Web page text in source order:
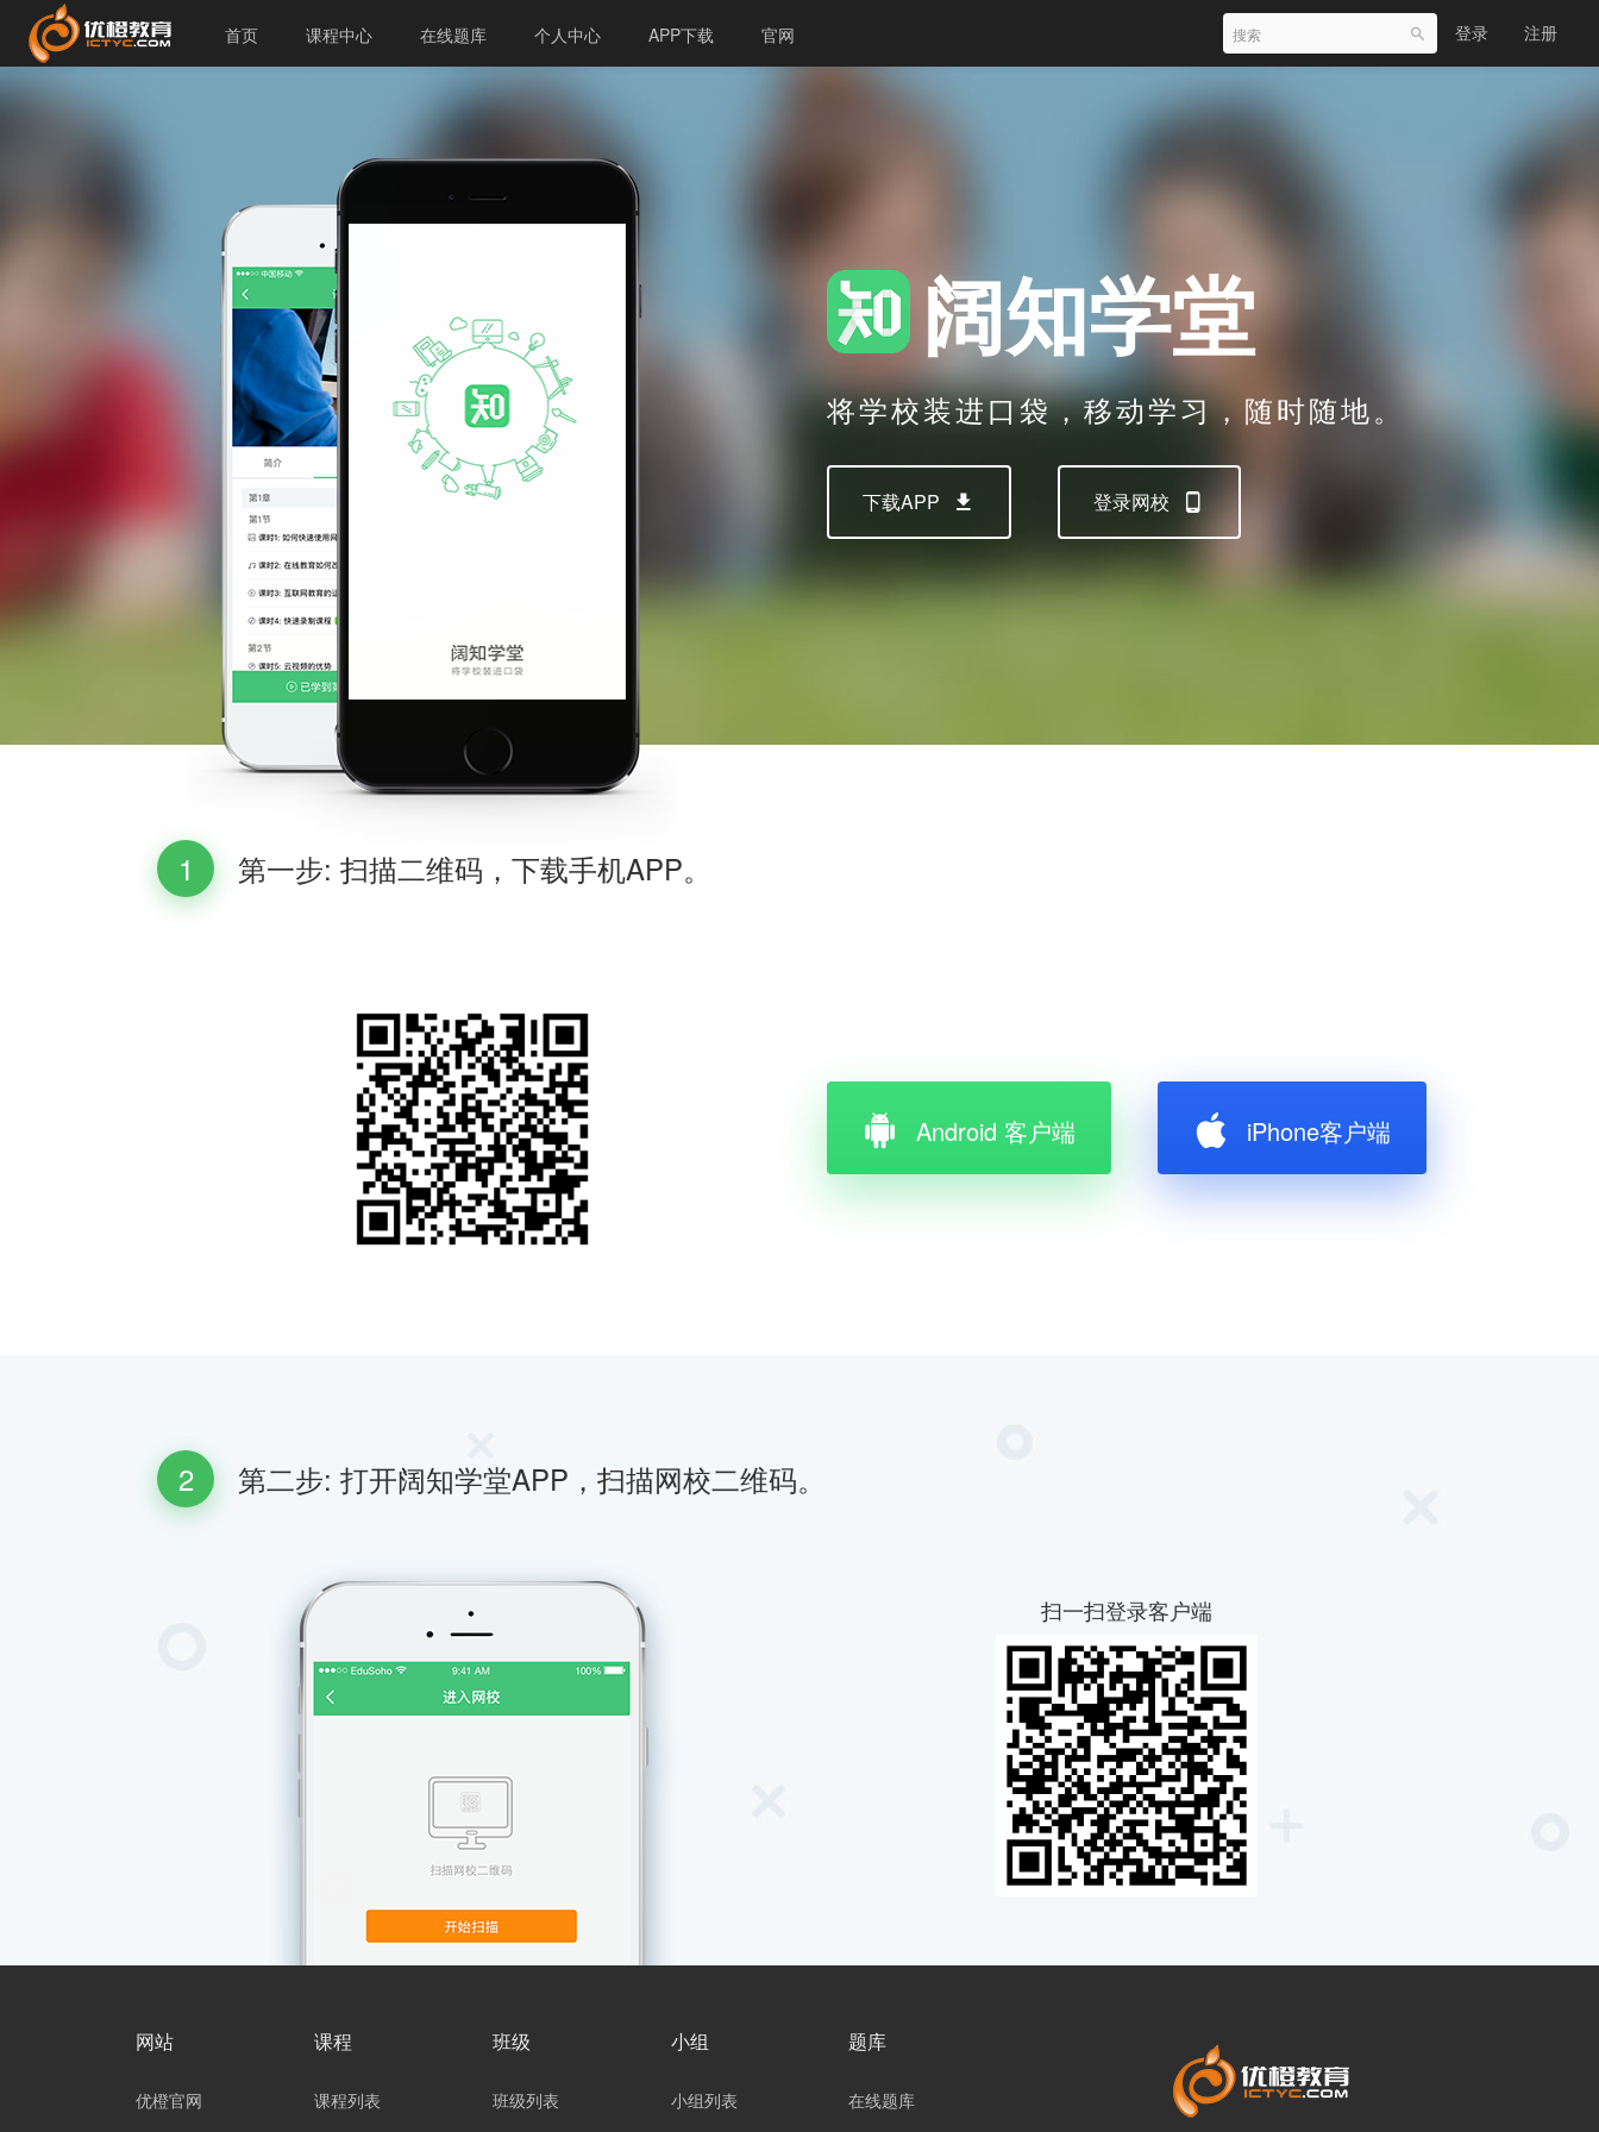
首页 课程中心 在线题库 个人中心 APP下载 官网 登录 注册
阔知学堂
将学校装进口袋，移动学习，随时随地。
下载APP 登录网校
1 第一步: 扫描二维码，下载手机APP。
Android 客户端 iPhone客户端
2 第二步: 打开阔知学堂APP，扫描网校二维码。
扫一扫登录客户端
网站
优橙官网
课程
课程列表
班级
班级列表
小组
小组列表
题库
在线题库